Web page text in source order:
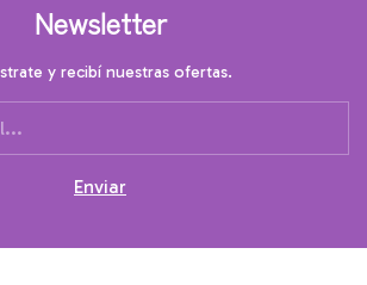
Newsletter
y recibí nuestras ofertas.